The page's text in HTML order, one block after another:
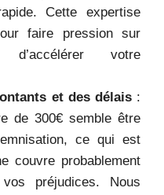
Cette expertise
faire pression sur
d’accélérer votre
et des délais:
de 300€ semble être
ce qui est
couvre probablement
préjudices. Nous